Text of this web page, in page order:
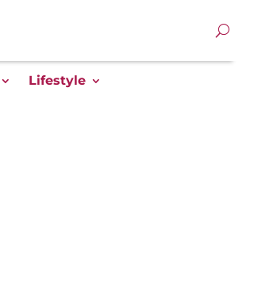
Lifestyle